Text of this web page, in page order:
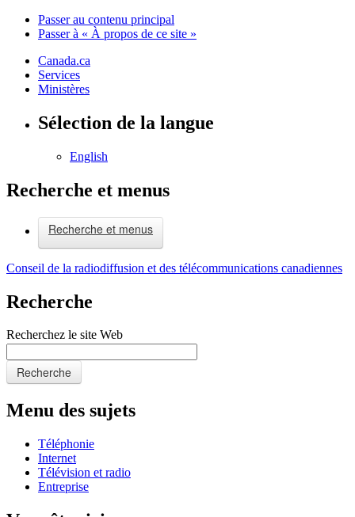
Passer au contenu principal
Passer à « À propos de ce site »
Canada.ca
Services
Ministères
Sélection de la langue
English
Recherche et menus
Recherche et menus
Conseil de la radiodiffusion et des télécommunications canadiennes
Recherche
Recherchez le site Web
Recherche
Menu des sujets
Téléphonie
Internet
Télévision et radio
Entreprise